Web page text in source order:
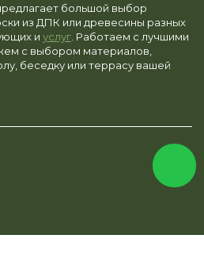
большой выбор
из ДПК или древесины разных
и услуг . Работаем с лучшими
с выбором материалов,
беседку или террасу вашей